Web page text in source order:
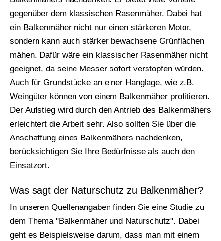
gegenüber dem klassischen Rasenmäher. Dabei hat
ein Balkenmäher nicht nur einen stärkeren Motor,
sondern kann auch stärker bewachsene Grünflächen
mähen. Dafür wäre ein klassischer Rasenmäher nicht
geeignet, da seine Messer sofort verstopfen würden.
Auch für Grundstücke an einer Hanglage, wie z.B.
Weingüter können von einem Balkenmäher profitieren.
Der Aufstieg wird durch den Antrieb des Balkenmähers
erleichtert die Arbeit sehr. Also sollten Sie über die
Anschaffung eines Balkenmähers nachdenken,
berücksichtigen Sie Ihre Bedürfnisse als auch den
Einsatzort.
Was sagt der Naturschutz zu Balkenmäher?
In unseren Quellenangaben finden Sie eine Studie zu
dem Thema "Balkenmäher und Naturschutz". Dabei
geht es Beispielsweise darum, dass man mit einem